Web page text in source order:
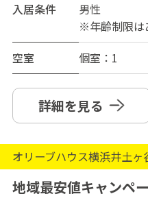
入居条件
男性
※年齢制限は
空室
個室：1
詳細を見る
オリーブハウス横浜井土ヶ
地域最安値キャンペ